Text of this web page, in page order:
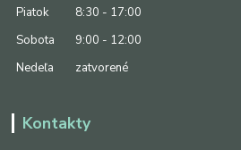
Piatok
8:30 - 17:00
Sobota
9:00 - 12:00
Nedeľa
zatvorené
Kontakty